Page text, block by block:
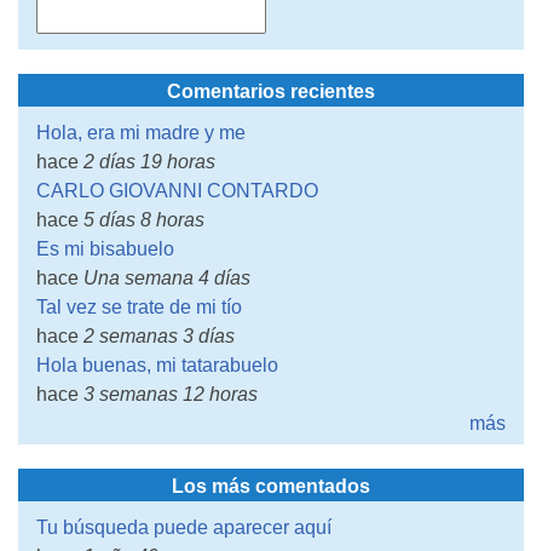
Comentarios recientes
Hola, era mi madre y me
hace 2 días 19 horas
CARLO GIOVANNI CONTARDO
hace 5 días 8 horas
Es mi bisabuelo
hace Una semana 4 días
Tal vez se trate de mi tío
hace 2 semanas 3 días
Hola buenas, mi tatarabuelo
hace 3 semanas 12 horas
más
Los más comentados
Tu búsqueda puede aparecer aquí